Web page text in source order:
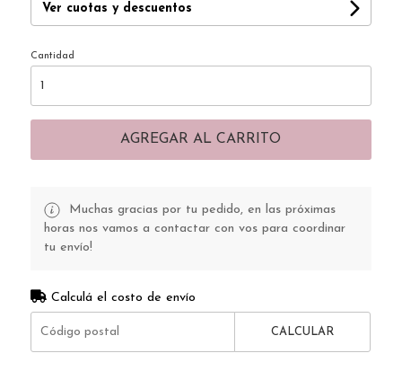
Ver cuotas y descuentos
Cantidad
AGREGAR AL CARRITO
Muchas gracias por tu pedido, en las próximas
horas nos vamos a contactar con vos para coordinar
tu envío!
Calculá el costo de envío
CALCULAR